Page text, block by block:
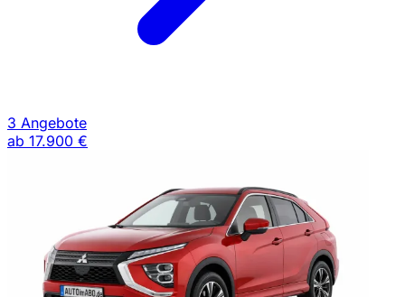
3 Angebote
ab 17.900 €